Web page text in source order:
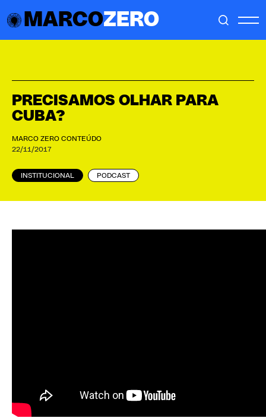
MARCOZERO
PRECISAMOS OLHAR PARA
CUBA?
MARCO ZERO CONTEÚDO
22/11/2017
INSTITUCIONAL PODCAST